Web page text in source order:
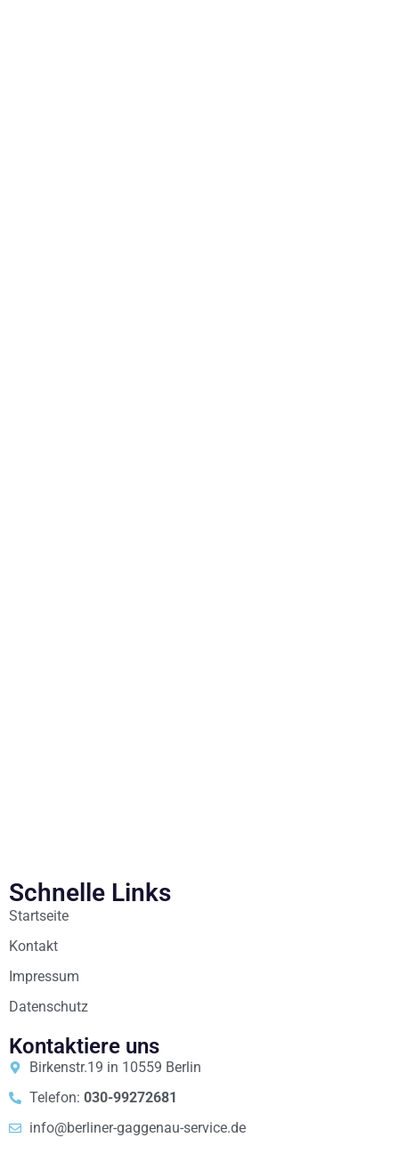
Schnelle Links
Startseite
Kontakt
Impressum
Datenschutz
Kontaktiere uns
Birkenstr.19 in 10559 Berlin
Telefon: 030-99272681
info@berliner-gaggenau-service.de